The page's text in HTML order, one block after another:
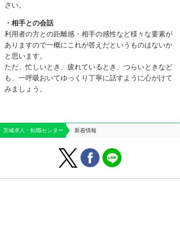
さい。
・相手との会話
利用者の方との距離感・相手の感性など様々な要素が
ありますので一概にこれが答えだというものはないか
と思います。
ただ、忙しいとき、疲れているとき、つらいときなど
も、一呼吸おいてゆっくり丁寧に話すように心がけて
みましょう。
茨城求人・転職センター 新着情報